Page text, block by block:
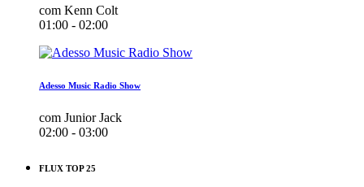
com Kenn Colt
01:00 - 02:00
Adesso Music Radio Show
com Junior Jack
02:00 - 03:00
FLUX TOP 25